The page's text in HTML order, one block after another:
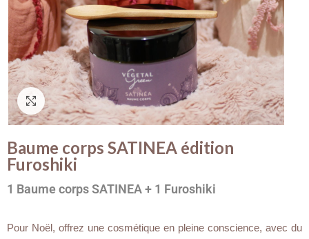
Cliquez-ici pour agrandir
Baume corps SATINEA édition
Furoshiki
1 Baume corps SATINEA + 1 Furoshiki
Pour Noël, offrez une cosmétique en pleine conscience, avec du